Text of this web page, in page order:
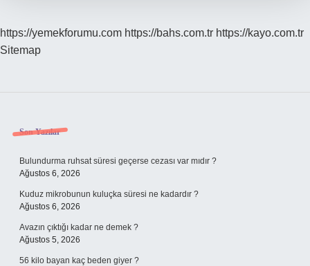
https://yemekforumu.com https://bahs.com.tr https://kayo.com.tr
Sitemap
Sidebar
Son Yazılar
Bulundurma ruhsat süresi geçerse cezası var mıdır ?
Ağustos 6, 2026
Kuduz mikrobunun kuluçka süresi ne kadardır ?
Ağustos 6, 2026
Avazın çıktığı kadar ne demek ?
Ağustos 5, 2026
56 kilo bayan kaç beden giyer ?